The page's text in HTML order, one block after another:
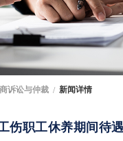
诉讼与仲裁 / 新闻详情
伤职工休养期间待